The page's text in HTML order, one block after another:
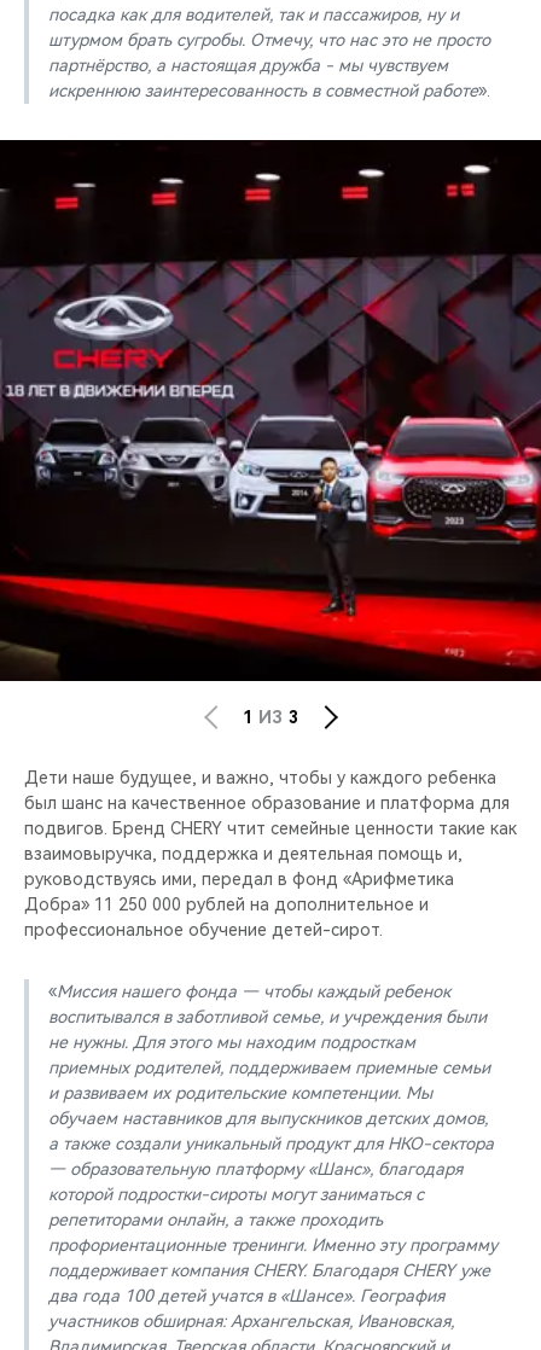
посадка как для водителей, так и пассажиров, ну и
штурмом брать сугробы. Отмечу, что нас это не просто
партнёрство, а настоящая дружба - мы чувствуем
искреннюю заинтересованность в совместной работе».
1 ИЗ 3
Дети наше будущее, и важно, чтобы у каждого ребенка
был шанс на качественное образование и платформа для
подвигов. Бренд CHERY чтит семейные ценности такие как
взаимовыручка, поддержка и деятельная помощь и,
руководствуясь ими, передал в фонд «Арифметика
Добра» 11 250 000 рублей на дополнительное и
профессиональное обучение детей-сирот.
«Миссия нашего фонда — чтобы каждый ребенок
воспитывался в заботливой семье, и учреждения были
не нужны. Для этого мы находим подросткам
приемных родителей, поддерживаем приемные семьи
и развиваем их родительские компетенции. Мы
обучаем наставников для выпускников детских домов,
а также создали уникальный продукт для НКО-сектора
— образовательную платформу «Шанс», благодаря
которой подростки-сироты могут заниматься с
репетиторами онлайн, а также проходить
профориентационные тренинги. Именно эту программу
поддерживает компания CHERY. Благодаря CHERY уже
два года 100 детей учатся в «Шансе». География
участников обширная: Архангельская, Ивановская,